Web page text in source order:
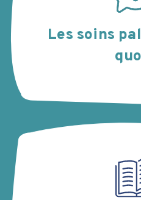
Les soins